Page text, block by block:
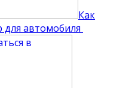
Как
автомобиля